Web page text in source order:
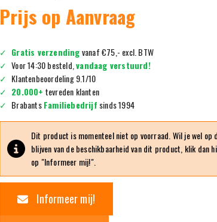
Prijs op Aanvraag
Gratis verzendingvanaf €75,- excl. BTW
Voor 14:30 besteld,vandaag verstuurd!
Klantenbeoordeling 9.1/10
20.000+ tevreden klanten
BrabantsFamiliebedrijf sinds 1994
Dit product is momenteel niet op voorraad. Wil je wel op
blijven van de beschikbaarheid van dit product, klik dan
op "Informeer mij!".
Informeer mij!